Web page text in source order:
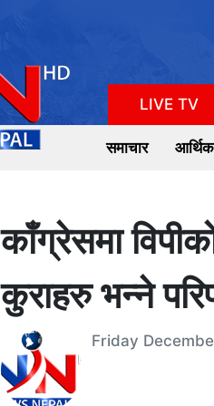
समाचार आर्थिक
LIVE TV
काँग्रेसमा
कुराहरु भन्ने
Friday